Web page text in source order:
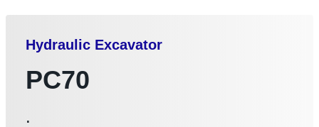
Hydraulic Excavator
PC70
.